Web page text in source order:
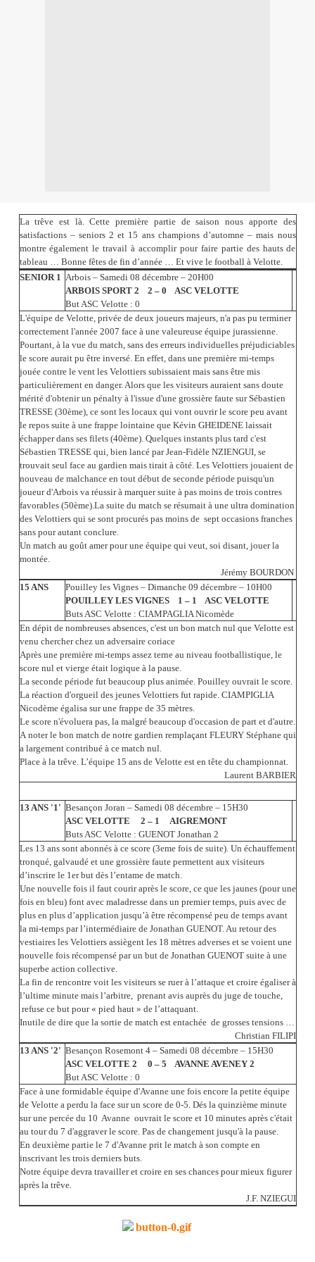
La trêve est là. Cette première partie de saison nous apporte des
satisfactions – seniors 2 et 15 ans champions d’automne – mais nous
montre également le travail à accomplir pour faire partie des hauts de
tableau … Bonne fêtes de fin d’année … Et vive le football à Velotte.
SENIOR 1 Arbois – Samedi 08 décembre – 20H00
ARBOIS SPORT 2 2 – 0 ASC VELOTTE
But ASC Velotte : 0
L'équipe de Velotte, privée de deux joueurs majeurs, n'a pas pu terminer
correctement l'année 2007 face à une valeureuse équipe jurassienne.
Pourtant, à la vue du match, sans des erreurs individuelles préjudiciables
le score aurait pu être inversé. En effet, dans une première mi-temps
jouée contre le vent les Velottiers subissaient mais sans être mis
particulièrement en danger. Alors que les visiteurs auraient sans doute
mérité d'obtenir un pénalty à l'issue d'une grossière faute sur Sébastien
TRESSE (30ème), ce sont les locaux qui vont ouvrir le score peu avant
le repos suite à une frappe lointaine que Kévin GHEIDENE laissait
échapper dans ses filets (40ème). Quelques instants plus tard c'est
Sébastien TRESSE qui, bien lancé par Jean-Fidèle NZIENGUI, se
trouvait seul face au gardien mais tirait à côté. Les Velottiers jouaient de
nouveau de malchance en tout début de seconde période puisqu'un
joueur d'Arbois va réussir à marquer suite à pas moins de trois contres
favorables (50ème).La suite du match se résumait à une ultra domination
des Velottiers qui se sont procurés pas moins de sept occasions franches
sans pour autant conclure.
Un match au goût amer pour une équipe qui veut, soi disant, jouer la
montée.
Jérémy BOURDON
15 ANS
Pouilley les Vignes – Dimanche 09 décembre – 10H00
POUILLEY LES VIGNES 1 – 1 ASC VELOTTE
Buts ASC Velotte : CIAMPAGLIA Nicomède
En dépit de nombreuses absences, c'est un bon match nul que Velotte est
venu chercher chez un adversaire coriace
Après une première mi-temps assez terne au niveau footballistique, le
score nul et vierge était logique à la pause.
La seconde période fut beaucoup plus animée. Pouilley ouvrait le score.
La réaction d'orgueil des jeunes Velottiers fut rapide. CIAMPIGLIA
Nicodème égalisa sur une frappe de 35 mètres.
Le score n'évoluera pas, la malgré beaucoup d'occasion de part et d'autre.
A noter le bon match de notre gardien remplaçant FLEURY Stéphane qui
a largement contribué à ce match nul.
Place à la trêve. L’équipe 15 ans de Velotte est en tête du championnat.
Laurent BARBIER
13 ANS '1' Besançon Joran – Samedi 08 décembre – 15H30
ASC VELOTTE 2 – 1 AIGREMONT
Buts ASC Velotte : GUENOT Jonathan 2
Les 13 ans sont abonnés à ce score (3eme fois de suite). Un échauffement
tronqué, galvaudé et une grossière faute permettent aux visiteurs
d’inscrire le 1er but dès l’entame de match.
Une nouvelle fois il faut courir après le score, ce que les jaunes (pour une
fois en bleu) font avec maladresse dans un premier temps, puis avec de
plus en plus d’application jusqu’à être récompensé peu de temps avant
la mi-temps par l’intermédiaire de Jonathan GUENOT. Au retour des
vestiaires les Velottiers assiègent les 18 mètres adverses et se voient une
nouvelle fois récompensé par un but de Jonathan GUENOT suite à une
superbe action collective.
La fin de rencontre voit les visiteurs se ruer à l’attaque et croire égaliser à
l’ultime minute mais l’arbitre, prenant avis auprès du juge de touche,
refuse ce but pour « pied haut » de l’attaquant.
Inutile de dire que la sortie de match est entachée de grosses tensions …
Christian FILIPI
13 ANS '2' Besançon Rosemont 4 – Samedi 08 décembre – 15H30
ASC VELOTTE 2 0 – 5 AVANNE AVENEY 2
But ASC Velotte : 0
Face à une formidable équipe d'Avanne une fois encore la petite équipe
de Velotte a perdu la face sur un score de 0-5. Dés la quinzième minute
sur une percée du 10 Avanne ouvrait le score et 10 minutes après c'était
au tour du 7 d'aggraver le score. Pas de changement jusqu'à la pause.
En deuxième partie le 7 d'Avanne prit le match à son compte en
inscrivant les trois derniers buts.
Notre équipe devra travailler et croire en ses chances pour mieux figurer
après la trêve.
J.F. NZIEGUI